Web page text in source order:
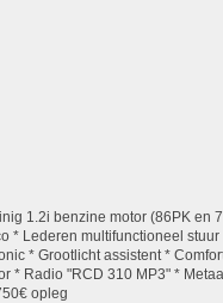
1.2i benzine motor (86PK en
* Lederen multifunctioneel
* Grootlicht assistent *
* Radio "RCD 310 MP3" *
opleg